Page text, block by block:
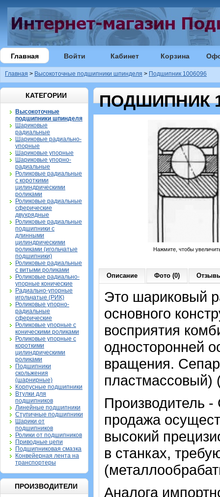
Главная Войти Кабинет Корзина
Главная > Высокоточные подшипники шпинделя > Подшипник 1006096
КАТЕГОРИИ
Высокоточные
подшипники шпинделя
Шариковые
радиальные
Шариковые радиально-
упорные
Шариковые упорные
Шариковые упорно-
радиальные
Роликовые радиальные
с короткими
цилиндрическими
роликами
Роликовые радиальные
сферические
двухрядные
Роликовые радиальные
подшипники с
длинными
цилиндрическими
роликами (игольчатые
подшипники)
Роликовые радиальные
с витыми роликами
Роликовые радиально-
упорные конические
Радиально-упорные
игольчатые (РИК)
Роликовые упорно-
радиальные
сферические
Роликовые упорные с
коническими роликами
Роликовые упорные с
короткими
цилиндрическими
роликами
Подшипники
скольжения
(шарнирные)
Корпусные подшипники
Втулки для
подшипников
Линейные подшипники
Ступичные подшипники
Шарики от
подшипников
Ролики от подшипников
Приводные цепи
Подшипниковая смазка
Конвейерная лента на
транспортеры
ПРОИЗВОДИТЕЛИ
ПОДШИПНИК
Нажмите, чтобы
Описание Фото (0)
Это шариковый
основного
восприятия
односторонней
вращения.
Производитель
продажа
высокий
в станках,
Аналога